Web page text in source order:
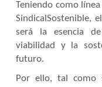
Teniendo como
Sindical Sostenible,
será la esencia
viabilidad y la
futuro.
Por ello, tal como